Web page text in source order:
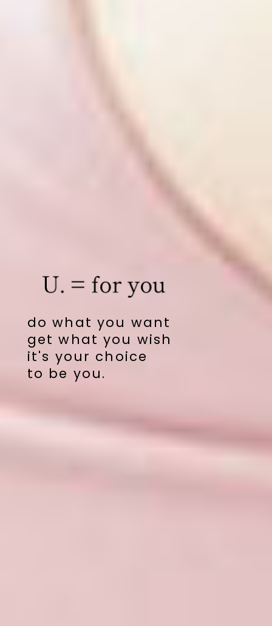
do what you want
get what you wish
it's your choice
to be you.